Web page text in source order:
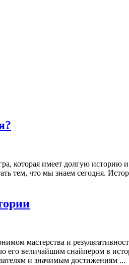
которая имеет долгую историю
тем, что мы знаем сегодня.
мастерства и
его величайшим снайпером в
и значимым достижениям ...